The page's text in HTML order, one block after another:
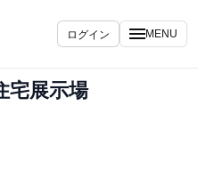
ログイン MENU
宅展示場